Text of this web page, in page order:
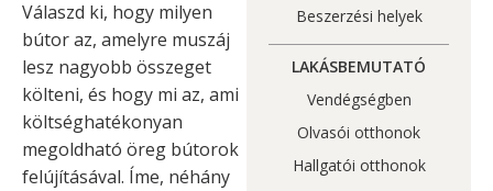
Válaszd ki, hogy milyen
bútor az, amelyre muszáj
lesz nagyobb összeget
költeni, és hogy mi az, ami
költséghatékonyan
megoldható öreg bútorok
felújításával. Íme, néhány
Beszerzési helyek
LAKÁSBEMUTATÓ
Vendégségben
Olvasói otthonok
Hallgatói otthonok